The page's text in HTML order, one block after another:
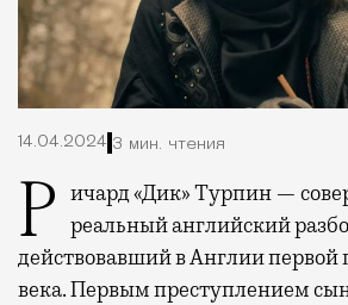
14.04.2024 3 мин. чтения
Ричард «Дик» Турпин — совершенно реальный английский
действовавший в Англии
века. Первым преступлением